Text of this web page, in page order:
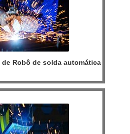
Robô de solda automática